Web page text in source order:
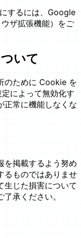
するには、Google
ザ拡張機能）をご
いて
のために Cookie を
によって無効化す
正常に機能しなくな
を掲載するよう努め
るものではありませ
生じた損害について
承ください。